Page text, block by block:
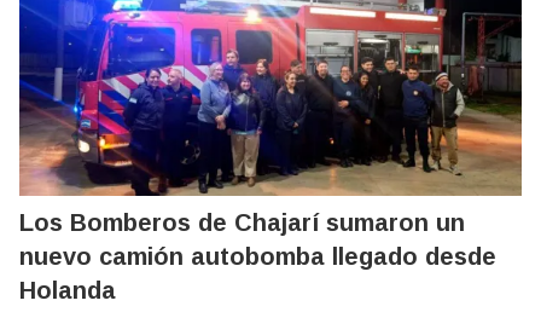
Los Bomberos de Chajarí sumaron un
nuevo camión autobomba llegado desde
Holanda